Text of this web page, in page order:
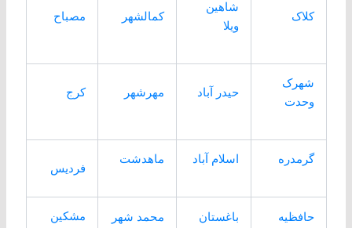
کلاک
شاهین
ویلا
کمالشهر مصباح
شهرک
وحدت
حیدر آباد مهرشهر کرج
گرمدره اسلام آباد ماهدشت
فردیس
حافظیه باغستان محمد شهر
مشکین